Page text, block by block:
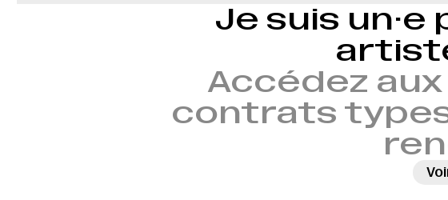
Je suis
Accédez
contrats